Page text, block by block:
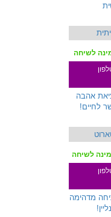
לשיחה
אהבה
לחיים!
לשיחה
מדהימה